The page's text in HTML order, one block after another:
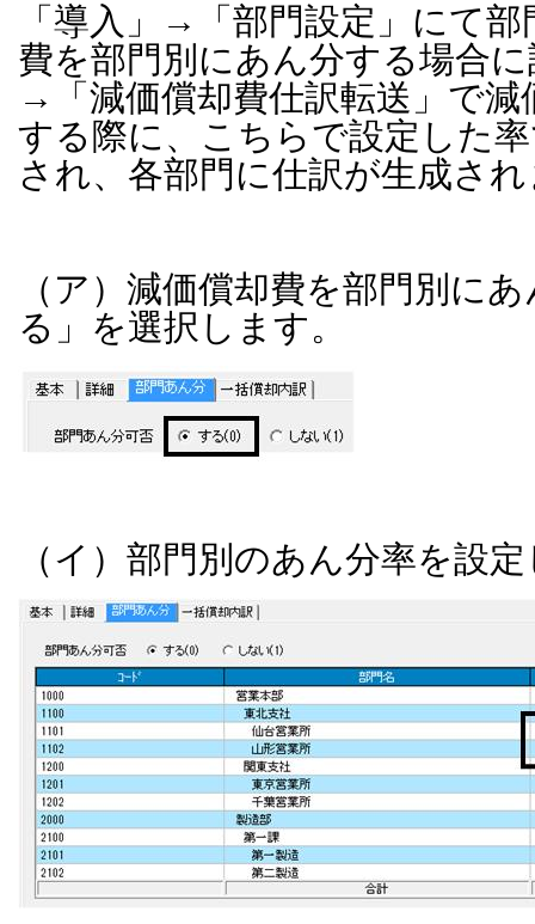
「導入」→「部門設定」にて
費を部門別にあん分する場合
→「減価償却費仕訳転送」で減
する際に、こちらで設定した
され、各部門に仕訳が生成さ
（ア）減価償却費を部門別に
る」を選択します。
（イ）部門別のあん分率を設